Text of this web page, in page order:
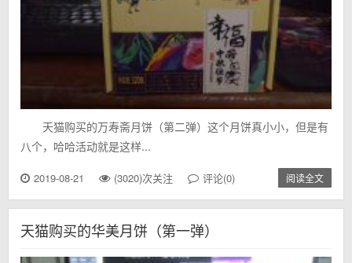
天猫购买的万寿斋月饼（第二弹）这个月饼真小小，但是有
八个，哈哈活动就是这样...
2019-08-21 (3020)次关注 评论(0) 阅读全文
天猫购买的华美月饼（第一弹）